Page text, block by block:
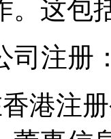
。这包
注册：
注册